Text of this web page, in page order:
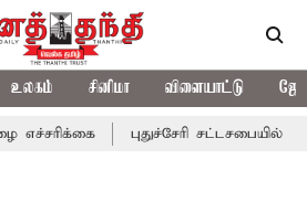
உலகம் சினிமா விளையாட்டு
புதுச்சேரி சட்டசபையில் வரும் 24ம்